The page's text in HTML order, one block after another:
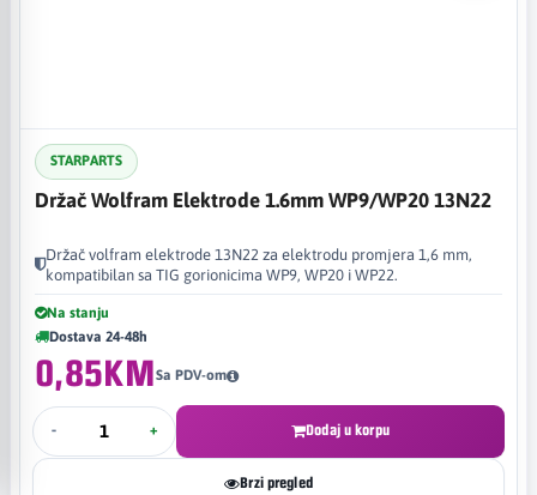
STARPARTS
Držač Wolfram Elektrode 1.6mm WP9/WP20 13N22
Držač volfram elektrode 13N22 za elektrodu promjera 1,6 mm,
kompatibilan sa TIG gorionicima WP9, WP20 i WP22.
Na stanju
Dostava 24-48h
0,85KMSa PDV-om
- + Dodaj u korpu
Brzi pregled